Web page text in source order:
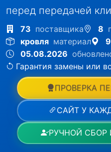
перед передачей
73 поставщика 8
кровля материал
05.08.2026
Гарантия замены или
ПРОВЕРКА
САЙТ У
РУЧНОЙ СБОР